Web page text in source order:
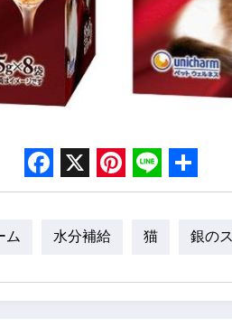
Facebook
X Pinterest
Line
ム 水分補給 猫 銀の